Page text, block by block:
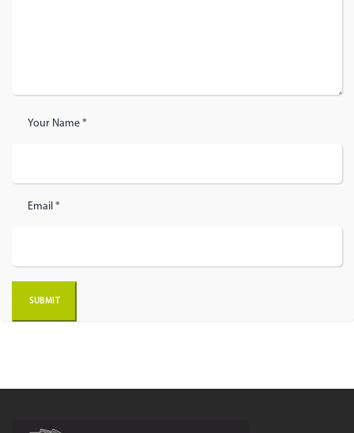
Your Name *
Email *